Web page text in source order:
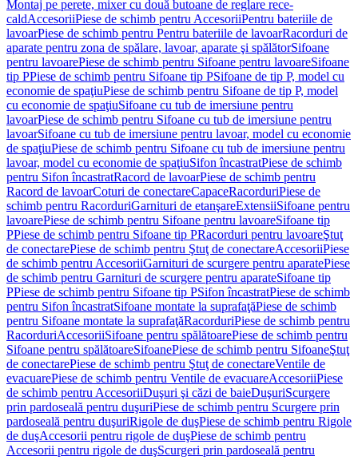
Montaj pe perete, mixer cu două butoane de reglare rece-
caldAccesoriiPiese de schimb pentru AccesoriiPentru bateriile de
lavoarPiese de schimb pentru Pentru bateriile de lavoarRacorduri de
aparate pentru zona de spălare, lavoar, aparate şi spălătorSifoane
pentru lavoarePiese de schimb pentru Sifoane pentru lavoareSifoane
tip PPiese de schimb pentru Sifoane tip PSifoane de tip P, model cu
economie de spaţiuPiese de schimb pentru Sifoane de tip P, model
cu economie de spaţiuSifoane cu tub de imersiune pentru
lavoarPiese de schimb pentru Sifoane cu tub de imersiune pentru
lavoarSifoane cu tub de imersiune pentru lavoar, model cu economie
de spaţiuPiese de schimb pentru Sifoane cu tub de imersiune pentru
lavoar, model cu economie de spaţiuSifon încastratPiese de schimb
pentru Sifon încastratRacord de lavoarPiese de schimb pentru
Racord de lavoarCoturi de conectareCapaceRacorduriPiese de
schimb pentru RacorduriGarnituri de etanşareExtensiiSifoane pentru
lavoarePiese de schimb pentru Sifoane pentru lavoareSifoane tip
PPiese de schimb pentru Sifoane tip PRacorduri pentru lavoareŞtuţ
de conectarePiese de schimb pentru Ştuţ de conectareAccesoriiPiese
de schimb pentru AccesoriiGarnituri de scurgere pentru aparatePiese
de schimb pentru Garnituri de scurgere pentru aparateSifoane tip
PPiese de schimb pentru Sifoane tip PSifon încastratPiese de schimb
pentru Sifon încastratSifoane montate la suprafaţăPiese de schimb
pentru Sifoane montate la suprafaţăRacorduriPiese de schimb pentru
RacorduriAccesoriiSifoane pentru spălătoarePiese de schimb pentru
Sifoane pentru spălătoareSifoanePiese de schimb pentru SifoaneŞtuţ
de conectarePiese de schimb pentru Ştuţ de conectareVentile de
evacuarePiese de schimb pentru Ventile de evacuareAccesoriiPiese
de schimb pentru AccesoriiDuşuri şi căzi de baieDuşuriScurgere
prin pardoseală pentru duşuriPiese de schimb pentru Scurgere prin
pardoseală pentru duşuriRigole de duşPiese de schimb pentru Rigole
de duşAccesorii pentru rigole de duşPiese de schimb pentru
Accesorii pentru rigole de duşScurgeri prin pardoseală pentru